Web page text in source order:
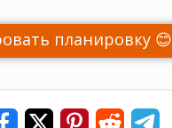
планировку 😊